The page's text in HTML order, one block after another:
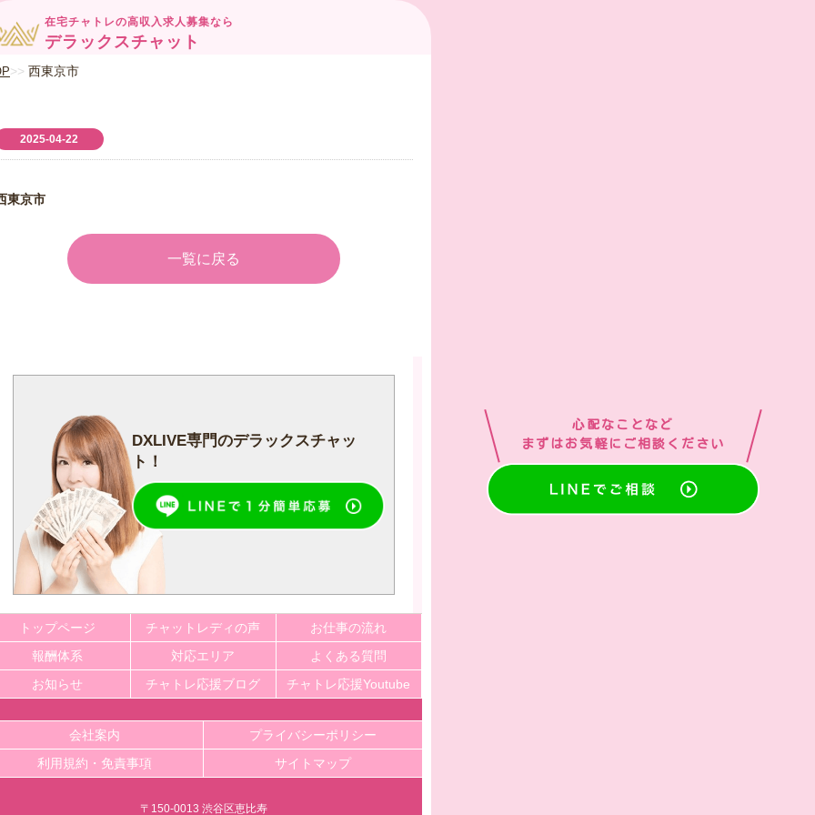
在宅チャトレの高収入求人募集なら
デラックスチャット
心配なことなど
まずはお気軽にご相談ください
西東京市
2025-04-22
東京市
一覧に戻る
DXLIVE専門のデラックスチャッ
ト！
トップページ チャットレディの声
お仕事の流れ
報酬体系
対応エリア
よくある質問
お知らせ
チャトレ応援ブログ チャトレ応援Youtube
会社案内
プライバシーポリシー
利用規約・免責事項
サイトマップ
〒150-0013 渋谷区恵比寿